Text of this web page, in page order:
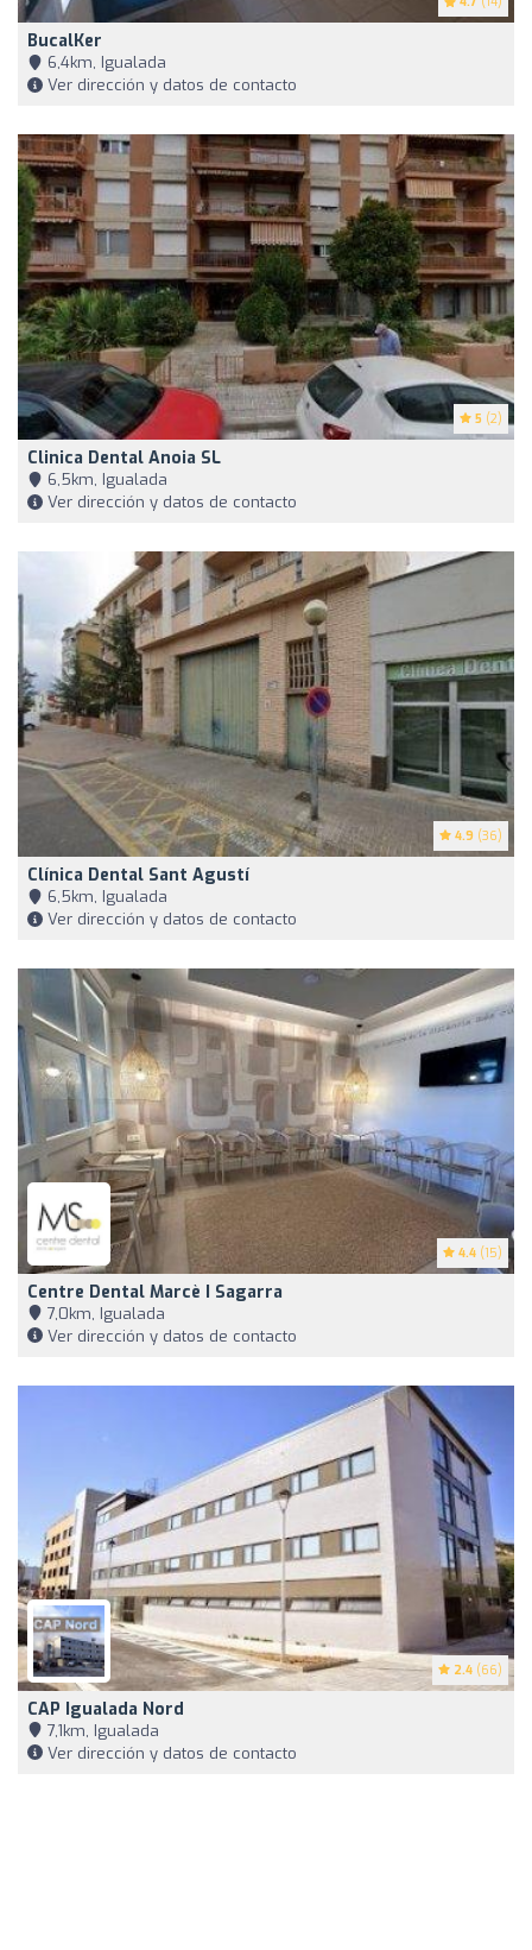
BucalKer
6,4km, Igualada
Ver dirección y datos de contacto
5 (2)
Clinica Dental Anoia SL
6,5km, Igualada
Ver dirección y datos de contacto
4.9 (36)
Clínica Dental Sant Agustí
6,5km, Igualada
Ver dirección y datos de contacto
4.4 (15)
Centre Dental Marcè I Sagarra
7,0km, Igualada
Ver dirección y datos de contacto
2.4 (66)
CAP Igualada Nord
7,1km, Igualada
Ver dirección y datos de contacto